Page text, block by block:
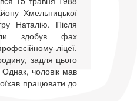
Хмельницької
Наталію. Після
здобув фах
ліцеї.
задля цього
Однак, чоловік мав
працювати до